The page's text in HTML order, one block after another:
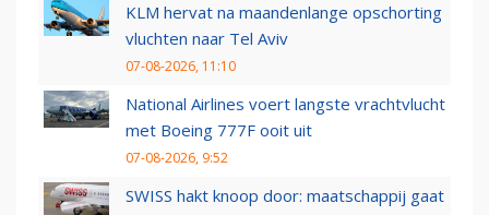
KLM hervat na maandenlange opschorting
vluchten naar Tel Aviv
07-08-2026, 11:10
National Airlines voert langste vrachtvlucht
met Boeing 777F ooit uit
07-08-2026, 9:52
SWISS hakt knoop door: maatschappij gaat